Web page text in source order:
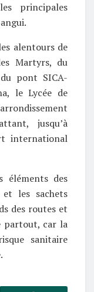
principales
alentours de
Martyrs, du
pont SICA-
le Lycée de
jusqu’à
international
éléments des
et les sachets
des routes et
partout, car la
sanitaire